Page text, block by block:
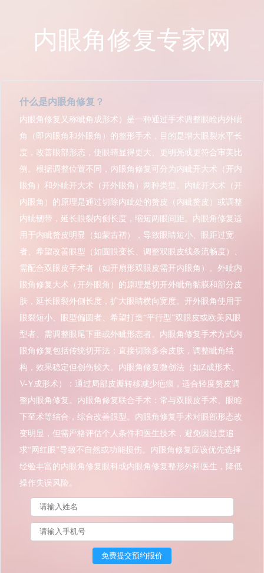
内眼角修复专家网
什么是内眼角修复？
内眼角修复又称眦角成形术）是一种通过手术调整眼睑内外眦
角（即内眼角和外眼角）的整形手术，目的是增大眼裂水平长
度，改善眼部形态，使眼睛显得更大、更明亮或更符合审美比
例。根据调整位置不同，内眼角修复可分为内眦开大术（开内
眼角）和外眦开大术（开外眼角）两种类型。内眦开大术（开
内眼角）的原理是通过切除内眦处的赘皮（内眦赘皮）或调整
内眦韧带，延长眼裂内侧长度，缩短两眼间距。内眼角修复适
用于内眦赘皮明显（如蒙古褶），导致眼睛短小、眼距过宽
者、希望改善眼型（如圆眼变长、调整双眼皮线条流畅度）、
需配合双眼皮手术者（如开扇形双眼皮需开内眼角）。外眦内
眼角修复大术（开外眼角）的原理是切开外眦角黏膜和部分皮
肤，延长眼裂外侧长度，扩大眼睛横向宽度。开外眼角使用于
眼裂短小、眼型偏圆者、希望打造“平行型”双眼皮或欧美风眼
型者、需调整眼尾下垂或外眦形态者。内眼角修复手术方式内
眼角修复包括传统切开法：直接切除多余皮肤，调整眦角结
构，效果稳定但创伤较大。内眼角修复微创法（如Z成形术、
V-Y成形术）：通过局部皮瓣转移减少疤痕，适合轻度赘皮调
整内眼角修复。内眼角修复联合手术：常与双眼皮手术、眼睑
下至术等结合，综合改善眼型。内眼角修复手术对眼部形态改
变明显，但需严格评估个人条件和医生技术，避免因过度追
求“网红眼”导致不自然或功能损伤。内眼角修复应该优先选择
经验丰富的内眼角修复眼科或内眼角修复整形外科医生，降低
操作失误风险。